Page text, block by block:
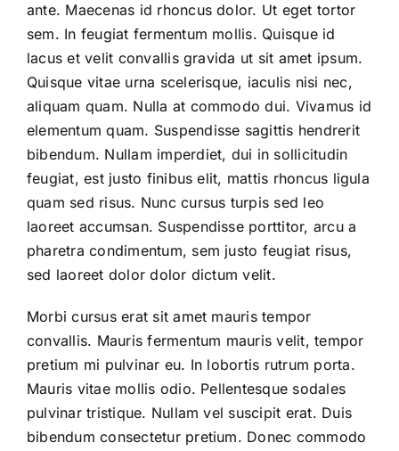
ante. Maecenas id rhoncus dolor. Ut eget tortor
sem. In feugiat fermentum mollis. Quisque id
lacus et velit convallis gravida ut sit amet ipsum.
Quisque vitae urna scelerisque, iaculis nisi nec,
aliquam quam. Nulla at commodo dui. Vivamus id
elementum quam. Suspendisse sagittis hendrerit
bibendum. Nullam imperdiet, dui in sollicitudin
feugiat, est justo finibus elit, mattis rhoncus ligula
quam sed risus. Nunc cursus turpis sed leo
laoreet accumsan. Suspendisse porttitor, arcu a
pharetra condimentum, sem justo feugiat risus,
sed laoreet dolor dolor dictum velit.
Morbi cursus erat sit amet mauris tempor
convallis. Mauris fermentum mauris velit, tempor
pretium mi pulvinar eu. In lobortis rutrum porta.
Mauris vitae mollis odio. Pellentesque sodales
pulvinar tristique. Nullam vel suscipit erat. Duis
bibendum consectetur pretium. Donec commodo